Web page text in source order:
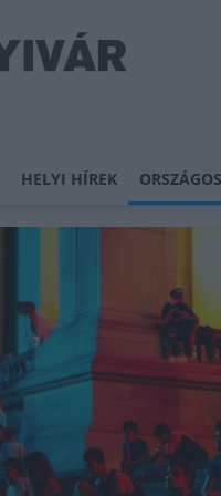
HELYI HÍREK